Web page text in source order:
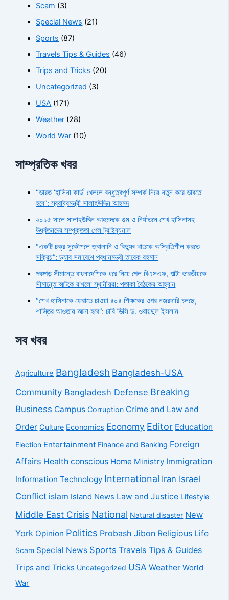
Scam (3)
Special News (21)
Sports (87)
Travels Tips & Guides (46)
Trips and Tricks (20)
Uncategorized (3)
USA (171)
Weather (28)
World War (10)
সাম্প্রতিক খবর
“ভারত ‘হাসিনা কার্ড’ খেললে বন্ধুত্বপূর্ণ সম্পর্ক নিয়ে নতুন করে ভাবতে
হবে”: স্বরাষ্ট্রমন্ত্রী সালাহউদ্দিন আহমদ
২০১৫ সালে সালাহউদ্দিন আহমদকে গুম ও নির্যাতনে শেখ হাসিনাসহ
ঊর্ধ্বতনদের সম্পৃক্ততা পেল ট্রাইব্যুনাল
“একটি চক্র সুকৌশলে জ্বালানি ও বিদ্যুৎ খাতকে অস্থিতিশীল করতে
সক্রিয়”: ড্যাব সমাবেশে প্রধানমন্ত্রী তারেক রহমান
পঞ্চগড় সীমান্তে বাংলাদেশিকে ধরে নিয়ে গেল বিএসএফ, পাল্টা ভারতীয়কে
সীমান্তে আটকে রাখলো স্থানীয়রা: পতাকা বৈঠকের আহ্বান
“শেখ হাসিনাকে ফেরাতে চাওয়া ৪০৪ শিক্ষকের ওপর নজরদারি চলছে,
শাস্তির আওতায় আনা হবে”: ঢাবি ভিসি ড. ওবায়দুল ইসলাম
সব খবর
Agriculture Bangladesh Bangladesh-USA
Community Bangladesh Defense Breaking
Business Campus Corruption Crime and Law and
Order Culture Economics Economy Editor Education
Election Entertainment Finance and Banking Foreign
Affairs Health conscious Home Ministry Immigration
Information Technology International Iran Israel
Conflict islam Island News Law and Justice Lifestyle
Middle East Crisis National Natural disaster New
York Opinion Politics Probash Jibon Religious Life
Scam Special News Sports Travels Tips & Guides
Trips and Tricks Uncategorized USA Weather World
War